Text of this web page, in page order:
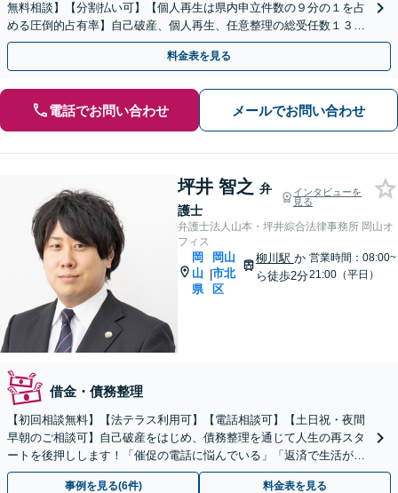
無料相談】【分割払い可】【個人再生は県内申立件数の９分の１を占
める圧倒的占有率】自己破産、個人再生、任意整理の総受任数１３０
０件は言葉を超えた確かな信頼の証。
料金表を見る
電話でお問い合わせ メールでお問い合わせ
坪井 智之 弁
護士
インタビューを
見る
弁護士法人山本・坪井綜合法律事務所 岡山オ
フィス
岡
山
県
|
岡山
市北
区
柳川駅 か
ら徒歩2分
営業時間：08:00~
21:00（平日）
借金・債務整理
【初回相談無料】【法テラス利用可】【電話相談可】【土日祝・夜間
早朝のご相談可】自己破産をはじめ、債務整理を通じて人生の再スタ
ートを後押しします！「催促の電話に悩んでいる」「返済で生活が苦
しい」等、借金でお困りの方を全力でサポートします。
事例を見る(6件) 料金表を見る